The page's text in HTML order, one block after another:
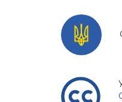
рік (04578606000)»
звіту про
виконання у 2022